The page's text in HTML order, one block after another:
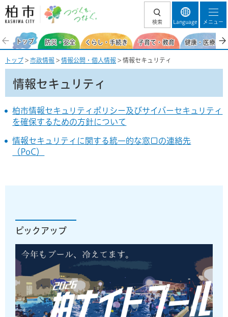
柏市 つづくを、
検索 Language メニュー
トップ 防災・安全 くらし・手続き 子育て・教育 健康・医療・
トップ > 市政情報 > 情報公開・個人情報 > 情報セキュリティ
情報セキュリティ
柏市情報セキュリティポリシー及びサイバーセキュリティ
を確保するための方針について
情報セキュリティに関する統一的な窓口の連絡先
（PoC）
ピックアップ